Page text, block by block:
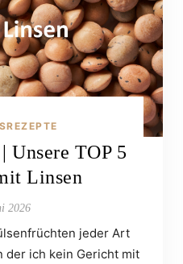
Unsere TOP 5
Linsen
2026
jeder Art
der ich kein Gericht mit